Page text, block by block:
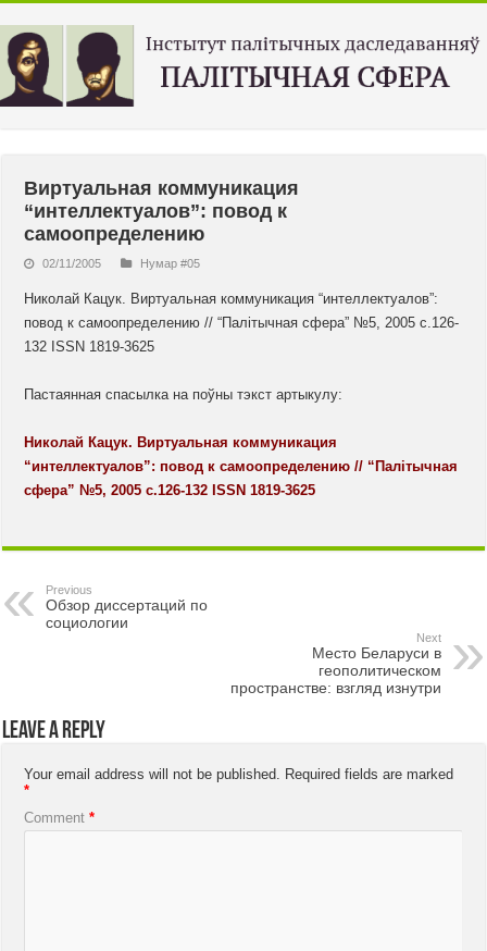
Виртуальная коммуникация
“интеллектуалов”: повод к
самоопределению
02/11/2005 Нумар #05
Николай Кацук. Виртуальная коммуникация “интеллектуалов”:
повод к самоопределению // “Палiтычная сфера” №5, 2005 с.126-
132 ISSN 1819-3625
Пастаянная спасылка на поўны тэкст артыкулу:
Николай Кацук. Виртуальная коммуникация
“интеллектуалов”: повод к самоопределению // “Палiтычная
сфера” №5, 2005 с.126-132 ISSN 1819-3625
Previous
Обзор диссертаций по
социологии
Next
Место Беларуси в
геополитическом
пространстве: взгляд изнутри
Leave a Reply
Your email address will not be published. Required fields are marked
*
Comment*